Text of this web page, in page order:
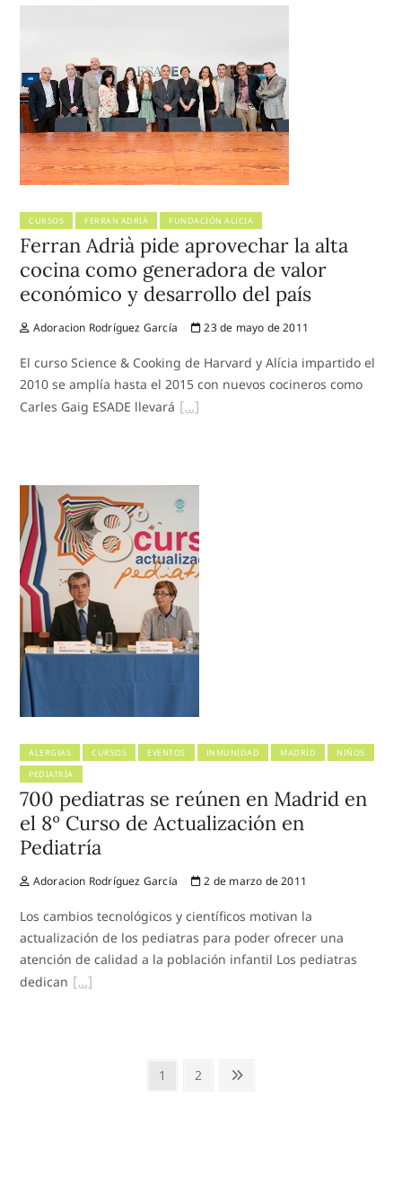
CURSOS FERRAN ADRIÀ FUNDACIÓN ALICIA
Ferran Adrià pide aprovechar la alta
cocina como generadora de valor
económico y desarrollo del país
Adoracion Rodríguez García 23 de mayo de 2011
El curso Science & Cooking de Harvard y Alícia impartido el
2010 se amplía hasta el 2015 con nuevos cocineros como
Carles Gaig ESADE llevará
ALERGIAS CURSOS EVENTOS INMUNIDAD MADRID
NIÑOS
PEDIATRÍA
700 pediatras se reúnen en Madrid en
el 8º Curso de Actualización en
Pediatría
Adoracion Rodríguez García 2 de marzo de 2011
Los cambios tecnológicos y científicos motivan la
actualización de los pediatras para poder ofrecer una
atención de calidad a la población infantil Los pediatras
dedican
Page
1 Page
2
Next